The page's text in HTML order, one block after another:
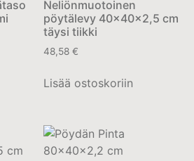
Neliönmuotoinen
pöytälevy 40x40x2,5 cm
täysi tiikki
48,58 €
Lisää ostoskoriin